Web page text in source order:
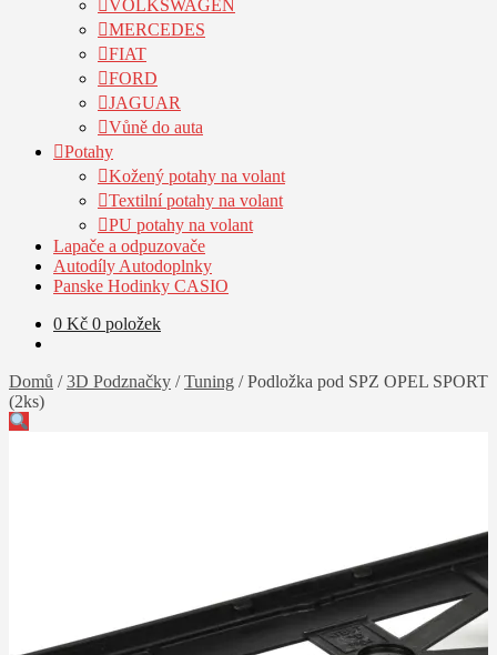
VOLKSWAGEN
MERCEDES
FIAT
FORD
JAGUAR
Vůně do auta
Potahy
Kožený potahy na volant
Textilní potahy na volant
PU potahy na volant
Lapače a odpuzovače
Autodíly Autodoplnky
Panske Hodinky CASIO
0 Kč 0 položek
Domů /3D Podznačky /Tuning /Podložka pod SPZ OPEL SPORT
(2ks)